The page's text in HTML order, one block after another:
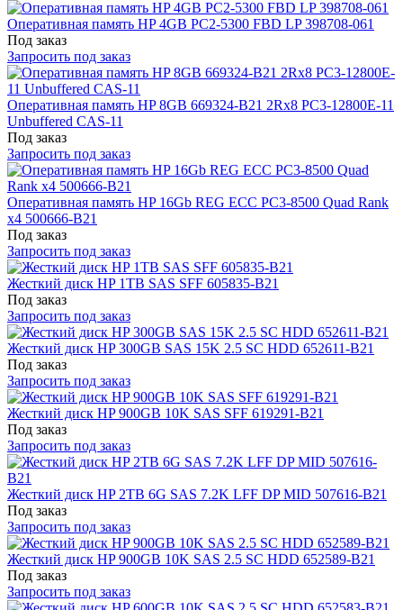
Оперативная память HP 4GB PC2-5300 FBD LP 398708-061
Под заказ
Запросить под заказ
Оперативная память HP 8GB 669324-B21 2Rx8 PC3-12800E-11
Unbuffered CAS-11
Под заказ
Запросить под заказ
Оперативная память HP 16Gb REG ECC PC3-8500 Quad Rank
x4 500666-B21
Под заказ
Запросить под заказ
Жесткий диск HP 1TB SAS SFF 605835-B21
Под заказ
Запросить под заказ
Жесткий диск HP 300GB SAS 15K 2.5 SC HDD 652611-B21
Под заказ
Запросить под заказ
Жесткий диск HP 900GB 10K SAS SFF 619291-B21
Под заказ
Запросить под заказ
Жесткий диск HP 2TB 6G SAS 7.2K LFF DP MID 507616-B21
Под заказ
Запросить под заказ
Жесткий диск HP 900GB 10K SAS 2.5 SC HDD 652589-B21
Под заказ
Запросить под заказ